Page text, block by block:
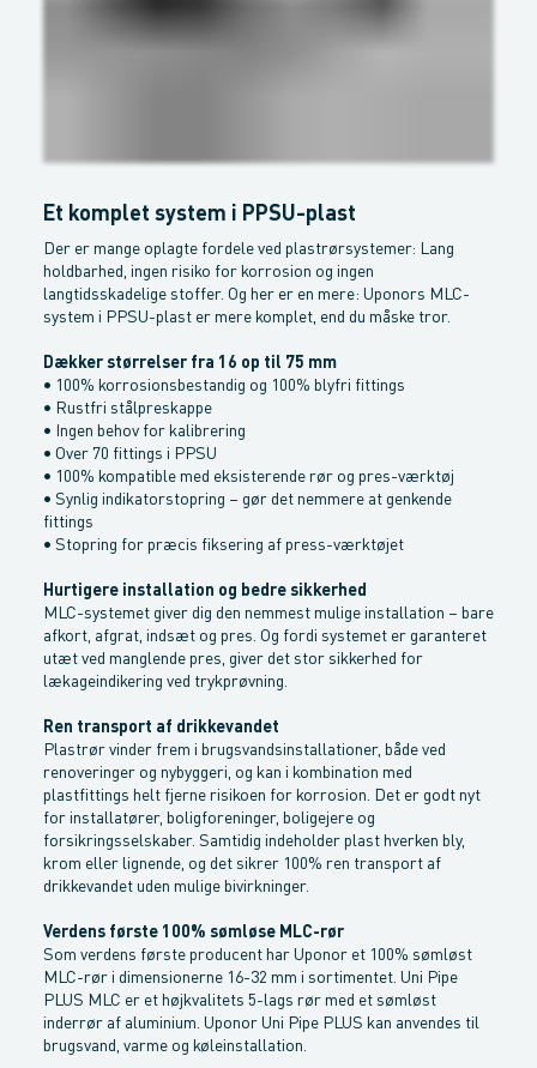
Et komplet system i PPSU-plast
Der er mange oplagte fordele ved plastrørsystemer: Lang
holdbarhed, ingen risiko for korrosion og ingen
langtidsskadelige stoffer. Og her er en mere: Uponors MLC-
system i PPSU-plast er mere komplet, end du måske tror.
Dækker størrelser fra 16 op til 75 mm
• 100% korrosionsbestandig og 100% blyfri fittings
• Rustfri stålpreskappe
• Ingen behov for kalibrering
• Over 70 fittings i PPSU
• 100% kompatible med eksisterende rør og pres-værktøj
• Synlig indikatorstopring – gør det nemmere at genkende
fittings
• Stopring for præcis fiksering af press-værktøjet
Hurtigere installation og bedre sikkerhed
MLC-systemet giver dig den nemmest mulige installation – bare
afkort, afgrat, indsæt og pres. Og fordi systemet er garanteret
utæt ved manglende pres, giver det stor sikkerhed for
lækageindikering ved trykprøvning.
Ren transport af drikkevandet
Plastrør vinder frem i brugsvandsinstallationer, både ved
renoveringer og nybyggeri, og kan i kombination med
plastfittings helt fjerne risikoen for korrosion. Det er godt nyt
for installatører, boligforeninger, boligejere og
forsikringsselskaber. Samtidig indeholder plast hverken bly,
krom eller lignende, og det sikrer 100% ren transport af
drikkevandet uden mulige bivirkninger.
Verdens første 100% sømløse MLC-rør
Som verdens første producent har Uponor et 100% sømløst
MLC-rør i dimensionerne 16-32 mm i sortimentet. Uni Pipe
PLUS MLC er et højkvalitets 5-lags rør med et sømløst
inderrør af aluminium. Uponor Uni Pipe PLUS kan anvendes til
brugsvand, varme og køleinstallation.